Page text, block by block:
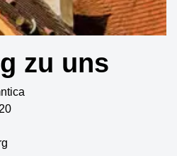
zu uns